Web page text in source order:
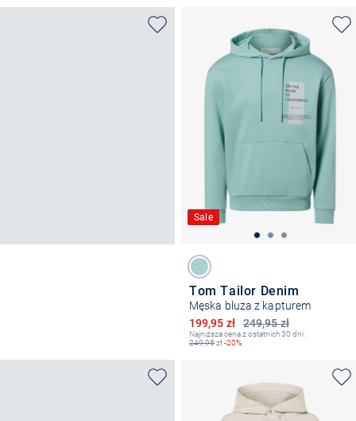
Sale
Tom Tailor Denim
Męska bluza z kapturem
249,95 zł
Obniżona cena
199,95 zł
Najniższa cena z ostatnich 30 dni:
249,95zł-20%